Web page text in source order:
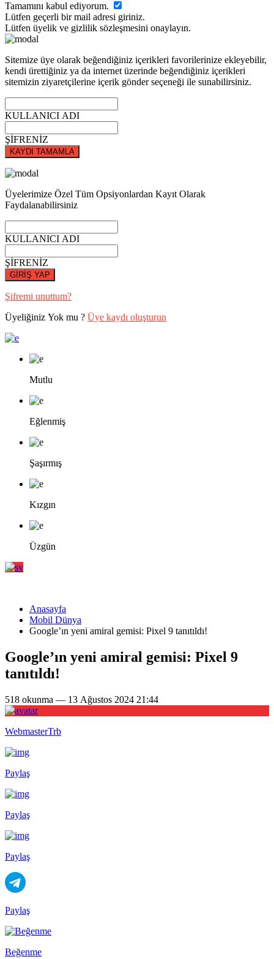
Tamamını kabul ediyorum.
Lütfen geçerli bir mail adresi giriniz.
Lütfen üyelik ve gizlilik sözleşmesini onaylayın.
Sitemize üye olarak beğendiğiniz içerikleri favorilerinize ekleyebilir,
kendi ürettiğiniz ya da internet üzerinde beğendiğiniz içerikleri
sitemizin ziyaretçilerine içerik gönder seçeneği ile sunabilirsiniz.
KULLANICI ADI
ŞİFRENİZ
KAYDI TAMAMLA
Üyelerimize Özel Tüm Opsiyonlardan Kayıt Olarak
Faydalanabilirsiniz
KULLANICI ADI
ŞİFRENİZ
GİRİŞ YAP
Şifremi unuttum?
Üyeliğiniz Yok mu ? Üye kaydı oluşturun
Mutlu
Eğlenmiş
Şaşırmış
Kızgın
Üzgün
Anasayfa
Mobil Dünya
Google’ın yeni amiral gemisi: Pixel 9 tanıtıldı!
Google’ın yeni amiral gemisi: Pixel 9
tanıtıldı!
518 okunma — 13 Ağustos 2024 21:44
WebmasterTrb
Paylaş
Paylaş
Paylaş
Paylaş
Beğenme